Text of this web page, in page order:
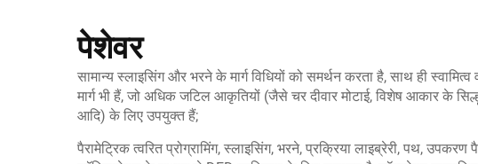
पेशेवर
सामान्य स्लाइसिंग और भरने के मार्ग विधियों को समर्थन करता है, साथ ही स्वामित्व
मार्ग भी हैं, जो अधिक जटिल आकृतियों (जैसे चर दीवार मोटाई, विशेष आकार के
आदि) के लिए उपयुक्त हैं;
पैरामेट्रिक त्वरित प्रोग्रामिंग, स्लाइसिंग, भरने, प्रक्रिया लाइब्रेरी, पथ, उपकरण